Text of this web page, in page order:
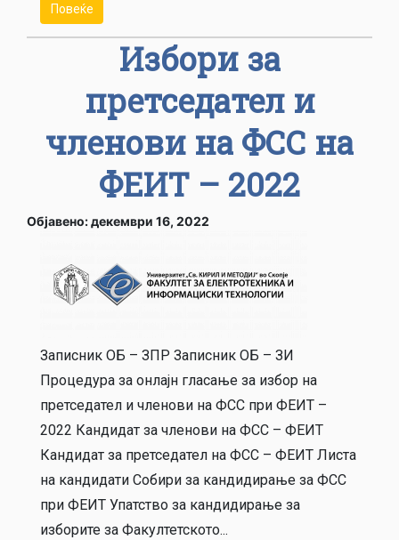
Повеќе
Избори за
претседател и
членови на ФСС на
ФЕИТ – 2022
Објавено: декември 16, 2022
Записник ОБ – ЗПР Записник ОБ – ЗИ
Процедура за онлајн гласање за избор на
претседател и членови на ФСС при ФЕИТ –
2022 Кандидат за членови на ФСС – ФЕИТ
Кандидат за претседател на ФСС – ФЕИТ Листа
на кандидати Собири за кандидирање за ФСС
при ФЕИТ Упатство за кандидирање за
изборите за Факултетското...